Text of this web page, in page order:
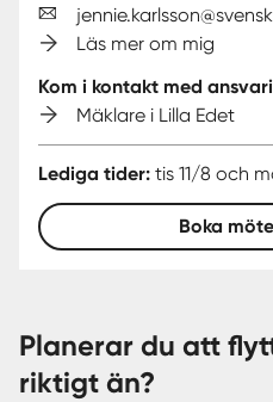
Läs mer om mig
Kom i kontakt med
Mäklare i Lilla Edet
Lediga tider: tis 11/8 och
Boka
Planerar du att
riktigt än?